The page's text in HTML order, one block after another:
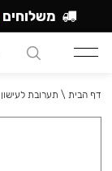
דף הבית \ תערובת לעישון
משלוחים